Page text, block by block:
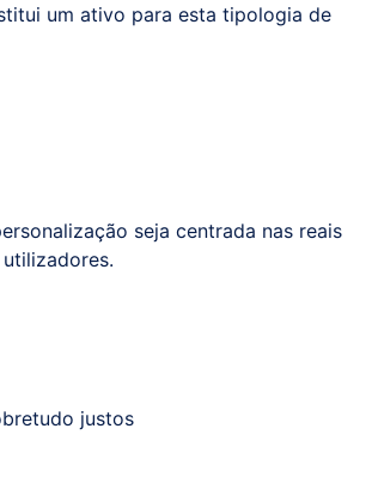
um ativo para esta tipologia de
seja centrada nas reais
justos